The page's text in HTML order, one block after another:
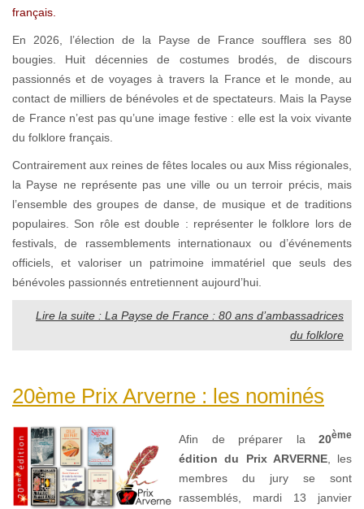
français.
En 2026, l’élection de la Payse de France soufflera ses 80
bougies. Huit décennies de costumes brodés, de discours
passionnés et de voyages à travers la France et le monde, au
contact de milliers de bénévoles et de spectateurs. Mais la Payse
de France n’est pas qu’une image festive : elle est la voix vivante
du folklore français.
Contrairement aux reines de fêtes locales ou aux Miss régionales,
la Payse ne représente pas une ville ou un terroir précis, mais
l’ensemble des groupes de danse, de musique et de traditions
populaires. Son rôle est double : représenter le folklore lors de
festivals, de rassemblements internationaux ou d’événements
officiels, et valoriser un patrimoine immatériel que seuls des
bénévoles passionnés entretiennent aujourd’hui.
Lire la suite : La Payse de France : 80 ans d’ambassadrices
du folklore
20ème Prix Arverne : les nominés
Afin de préparer la 20ème
édition du Prix ARVERNE, les
membres du jury se sont
rassemblés, mardi 13 janvier